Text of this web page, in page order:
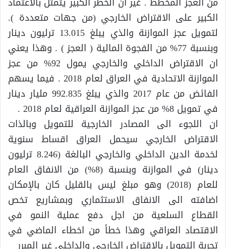
الكبير على الاقتراض الخارجي (من جهات متعددة ).
لتمويل عجز الموازنة والذي يبلغ 13.015 ترليون دينار
وبنسبة 77% من الفجوة المالية ( العجز ) . وهذا يعني
ان الاقتراض الداخلي والخارجي يمول 92% من عجز
الموازنة الاتحادية في العراق لعام 2018 . فيما يسهم
الفائض من عام 2017 والذي يبلغ 992.835 مليار دينار
في تمويل 8% من عجز الموازنة العراقية لعام 2018 .
ان اللجوء الى المصادر الخارجية للتمويل وبالذات
الاقتراض الخارجي سيحمل العراق اقساط سنوية
لخدمة الدين الداخلي والخارجي البالغة (8.246 ترليون
دينار) في الموازنة وبنسبة (8%) من الانفاق العام
للعام (2018) وهو مبلغ ليس بالقليل كان بالإمكان
اضافته الى الانفاق الاستثماري وبمشاريع تخص
القطاع السلعية من اجل دفع عملية النمو في
الاقتصاد العراقي وهذا خطأ من اخطاء الماضي في
تجربة التمويل بالاقتراض الخارجي والداخلي غير المبرر